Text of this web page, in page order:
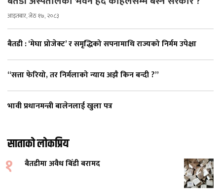
आइतबार, जेठ १७, २०८३
बैतडी : ‘मेघा प्रोजेक्ट’ र समृद्धिको सपनामाथि राज्यको निर्मम उपेक्षा
“सत्ता फेरियो, तर निर्मलाको न्याय अझै किन बन्दी ?”
भावी प्रधानमन्त्री बालेनलाई खुला पत्र
साताको लोकप्रिय
१ बैतडीमा अवैध बिँडी बरामद